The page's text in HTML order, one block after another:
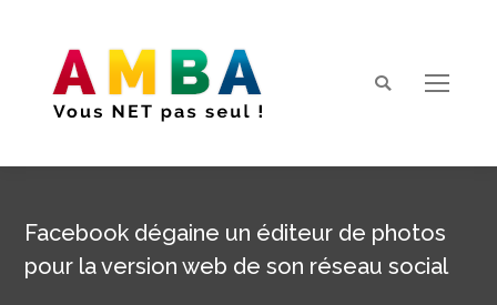
Search:
Facebook dégaine un éditeur de photos
pour la version web de son réseau social